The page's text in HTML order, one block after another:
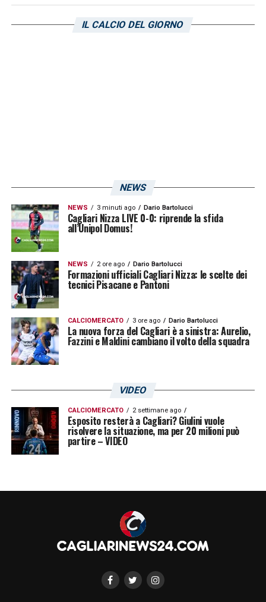
Lecce
IL CALCIO DEL GIORNO
NEWS
NEWS 3 minuti ago Dario Bartolucci
Cagliari Nizza LIVE 0-0: riprende la sfida
all’Unipol Domus!
NEWS 2 ore ago Dario Bartolucci
Formazioni ufficiali Cagliari Nizza: le scelte dei
tecnici Pisacane e Pantoni
CALCIOMERCATO 3 ore ago Dario Bartolucci
La nuova forza del Cagliari è a sinistra: Aurelio,
Fazzini e Maldini cambiano il volto della squadra
VIDEO
CALCIOMERCATO 2 settimane ago
Esposito resterà a Cagliari? Giulini vuole
risolvere la situazione, ma per 20 milioni può
partire – VIDEO